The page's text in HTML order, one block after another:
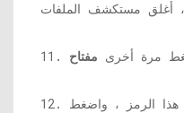
مرة أخرى
12. للوصول إلى قائمة تكوين النظام ، اكتب هذا الرمز ، واضغط